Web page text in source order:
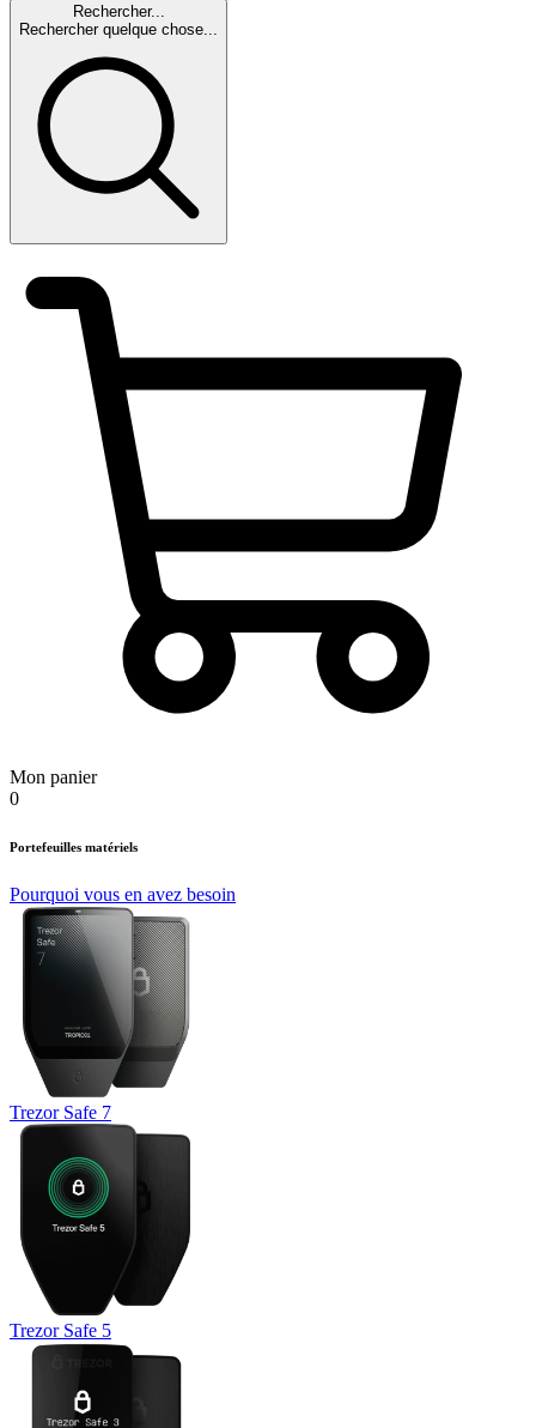
Rechercher...
Rechercher quelque chose...
Mon panier
0
Portefeuilles matériels
Pourquoi vous en avez besoin
Trezor Safe 7
Trezor Safe 5